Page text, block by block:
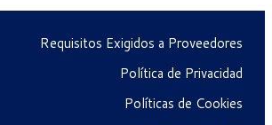
Requisitos Exigidos a Proveedores
Política de Privacidad
Políticas de Cookies